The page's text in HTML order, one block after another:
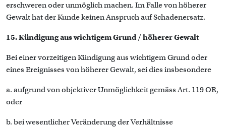
erschweren oder unmöglich machen. Im Falle von höherer
Gewalt hat der Kunde keinen Anspruch auf Schadenersatz.
15. Kündigung aus wichtigem Grund / höherer Gewalt
Bei einer vorzeitigen Kündigung aus wichtigem Grund oder
eines Ereignisses von höherer Gewalt, sei dies insbesondere
a. aufgrund von objektiver Unmöglichkeit gemäss Art. 119 OR,
oder
b. bei wesentlicher Veränderung der Verhältnisse